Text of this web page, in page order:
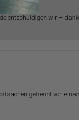
entschuldigen wir –
getrennt von